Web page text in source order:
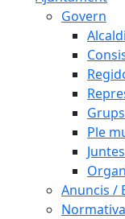
Govern
Ple
Anuncis /
Normativa